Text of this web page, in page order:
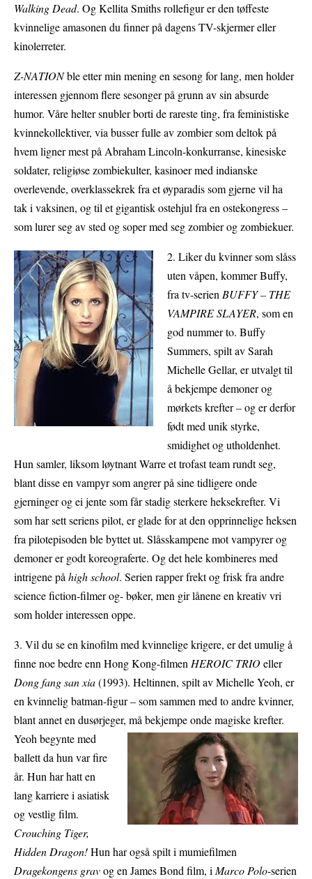
Walking Dead. Og Kellita Smiths rollefigur er den tøffeste
kvinnelige amasonen du finner på dagens TV-skjermer eller
kinolerreter.
Z-NATIONble etter min mening en sesong for lang, men holder
interessen gjennom flere sesonger på grunn av sin absurde
humor. Våre helter snubler borti de rareste ting, fra feministiske
kvinnekollektiver, via busser fulle av zombier som deltok på
hvem ligner mest på Abraham Lincoln-konkurranse, kinesiske
soldater, religiøse zombiekulter, kasinoer med indianske
overlevende, overklassekrek fra et øyparadis som gjerne vil ha
tak i vaksinen, og til et gigantisk ostehjul fra en ostekongress –
som lurer seg av sted og soper med seg zombier og zombiekuer.
2. Liker du kvinner som slåss
uten våpen, kommer Buffy,
fra tv-serien BUFFY – THE
VAMPIRE SLAYER, som en
god nummer to. Buffy
Summers, spilt av Sarah
Michelle Gellar, er utvalgt til
å bekjempe demoner og
mørkets krefter – og er derfor
født med unik styrke,
smidighet og utholdenhet.
Hun samler, liksom løytnant Warre et trofast team rundt seg,
blant disse en vampyr som angrer på sine tidligere onde
gjerninger og ei jente som får stadig sterkere heksekrefter. Vi
som har sett seriens pilot, er glade for at den opprinnelige heksen
fra pilotepisoden ble byttet ut. Slåsskampene mot vampyrer og
demoner er godt koreograferte. Og det hele kombineres med
intrigene på high school. Serien rapper frekt og frisk fra andre
science fiction-filmer og- bøker, men gir lånene en kreativ vri
som holder interessen oppe.
3. Vil du se en kinofilm med kvinnelige krigere, er det umulig å
finne noe bedre enn Hong Kong-filmen HEROIC TRIOeller
Dong fang san xia(1993). Heltinnen, spilt av Michelle Yeoh, er
en kvinnelig batman-figur – som sammen med to andre kvinner,
blant annet en dusørjeger, må bekjempe ondemagiske krefter.
Yeoh begynte med
ballett da hun var fire
år. Hun har hatt en
lang karriere i asiatisk
og vestlig film.
Crouching Tiger,
Hidden Dragon!Hun har også spilt i mumiefilmen
Dragekongens gravog en James Bond film, i Marco Polo-serien